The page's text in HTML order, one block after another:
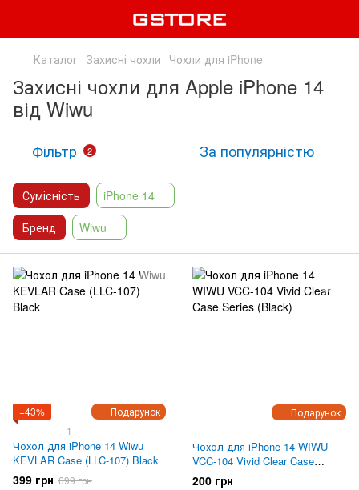
Каталог Захисні чохли Чохли для iPhone
Захисні чохли для Apple iPhone 14
від Wiwu
Фільтр 2 За популярністю
Сумісність
iPhone 14
Бренд
Wiwu
Подарунок
−43%
1
Чохол для iPhone 14 Wiwu
KEVLAR Case (LLC-107) Black
399 грн 699 грн
Подарунок
Чохол для iPhone 14 WIWU
VCC-104 Vivid Clear Case
Series (Black)
200 грн